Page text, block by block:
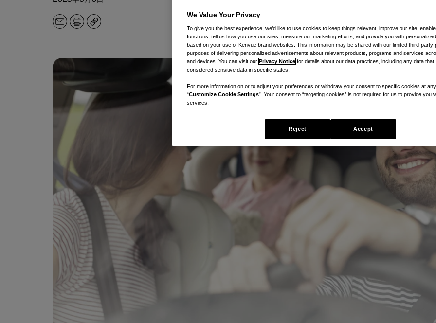
电
打
副
We Value Your Privacy
To give you the best experience, we’d like to use cookies to keep things relevant, improve our site,
functions, tell us how you use our sites, measure our marketing efforts, and provide you with
based on your use of Kenvue brand websites. This information may be shared with our limited third-party
purposes of delivering personalized advertisements about relevant products, programs and services
and devices. You can visit our Privacy Notice for details about our data practices, including any data that
considered sensitive data in specific states.
For more information on or to adjust your preferences or withdraw your consent to specific cookies at
“Customize Cookie Settings”. Your consent to “targeting cookies” is not required for us to provide you
services.
Reject Accept